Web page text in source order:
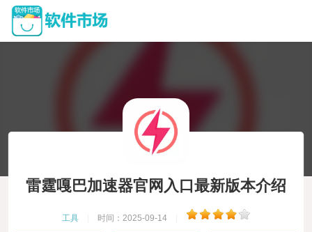
雷霆嘎巴加速器官网入口最新版本介绍
工具 时间：2025-09-14